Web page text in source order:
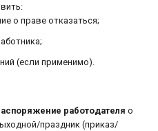
о праве отказаться;
(если применимо).
работодателя о
праздник (приказ/